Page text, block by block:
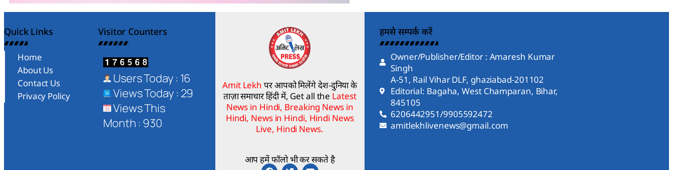
Quick Links
Home
About Us
Contact Us
Privacy Policy
Visitor Counters
Users Today : 16
Views Today : 29
Views This
Month : 930
Amit Lekh पर आपको मिलेंगे देश-दुनिया के
ताज़ा समाचार हिंदी में, Get all the Latest
News in Hindi, Breaking News in
Hindi, News in Hindi, Hindi News
Live, Hindi News.
आप हमें फॉलो भी कर सकते है
हमसे सम्पर्क करें
Owner/Publisher/Editor : Amaresh Kumar
Singh
A-51, Rail Vihar DLF, ghaziabad-201102
Editorial: Bagaha, West Champaran, Bihar,
845105
6206442951/9905592472
amitlekhlivenews@gmail.com